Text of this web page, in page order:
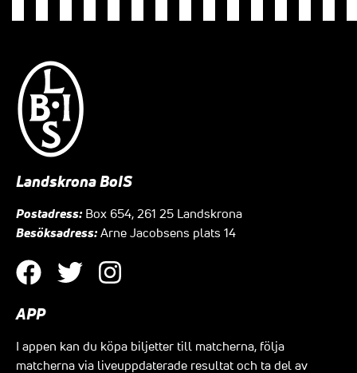
Landskrona BoIS
Postadress: Box 654, 261 25 Landskrona
Besöksadress: Arne Jacobsens plats 14
APP
I appen kan du köpa biljetter till matcherna, följa
matcherna via liveuppdaterade resultat och ta del av